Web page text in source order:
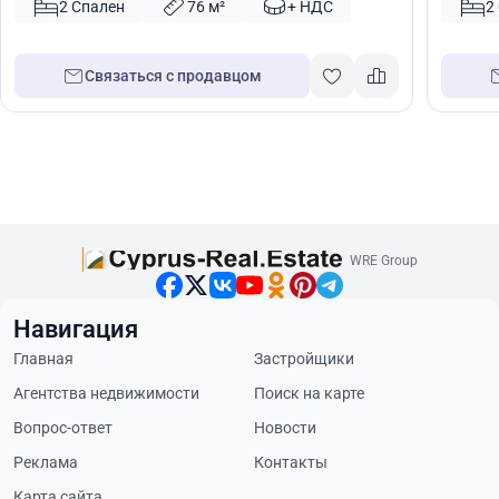
460252 Спален 76 м² + НДС
Связаться с продавцом
2
WRE Group
Навигация
Главная
Застройщики
Агентства недвижимости
Поиск на карте
Вопрос-ответ
Новости
Реклама
Контакты